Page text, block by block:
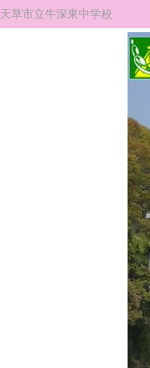
天草市立牛深東中学校